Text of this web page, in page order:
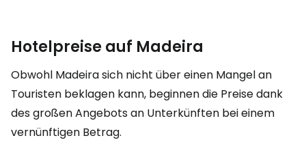
Hotelpreise auf Madeira
Obwohl Madeira sich nicht über einen Mangel an
Touristen beklagen kann, beginnen die Preise dank
des großen Angebots an Unterkünften bei einem
vernünftigen Betrag.